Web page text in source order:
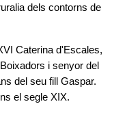
dels contorns de
Caterina d'Escales,
i senyor del
del seu fill Gaspar.
el segle XIX.